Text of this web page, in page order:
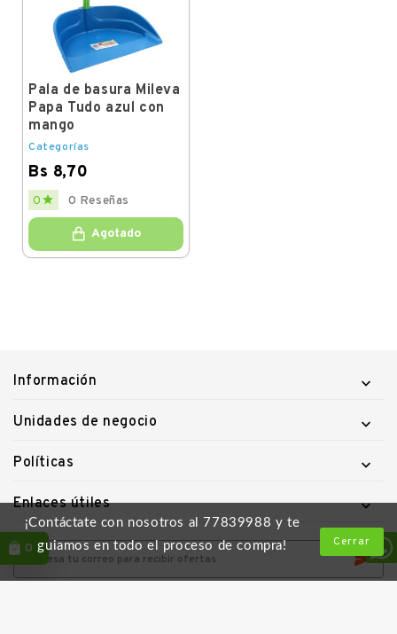
0
Pala de basura Mileva
Papa Tudo azul con
mango
Categorías
Bs 8,70
Price
0  0 Reseñas
Agotado
¡Contáctate con nosotros al 77839988 y te
guiamos en todo el proceso de compra!
Cerrar
Información 
Unidades de negocio 
Políticas 
Enlaces útiles 